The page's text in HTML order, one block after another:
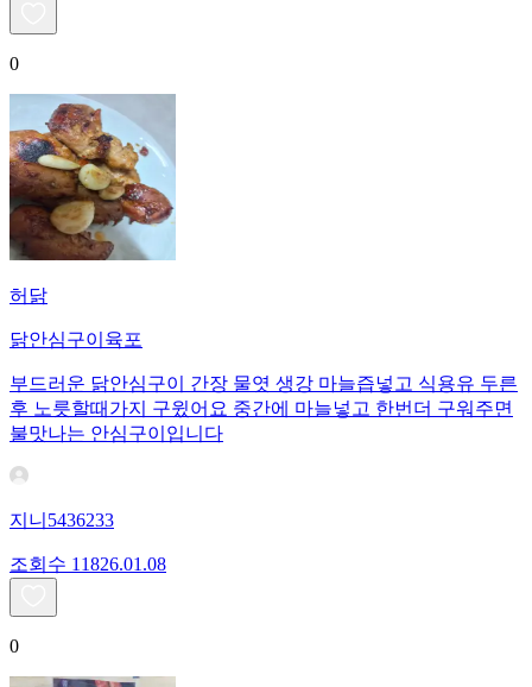
0
허닭
닭안심구이육포
부드러운 닭안심구이 간장 물엿 생강 마늘즙넣고 식용유 두른
후 노릇할때가지 구윘어요 중간에 마늘넣고 한번더 구워주면
불맛나는 안심구이입니다
지니5436233
조회수 11826.01.08
0